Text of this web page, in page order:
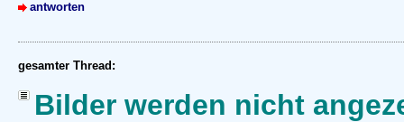
antworten
gesamter Thread:
Bilder werden nicht